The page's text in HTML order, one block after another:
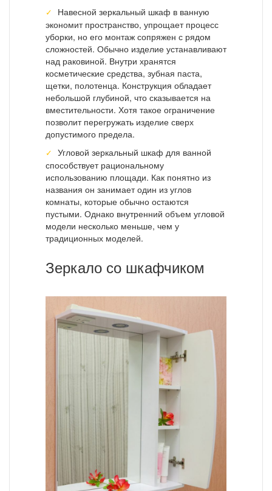
Навесной зеркальный шкаф в ванную
экономит пространство, упрощает процесс
уборки, но его монтаж сопряжен с рядом
сложностей. Обычно изделие устанавливают
над раковиной. Внутри хранятся
косметические средства, зубная паста,
щетки, полотенца. Конструкция обладает
небольшой глубиной, что сказывается на
вместительности. Хотя такое ограничение
позволит перегружать изделие сверх
допустимого предела.
Угловой зеркальный шкаф для ванной
способствует рациональному
использованию площади. Как понятно из
названия он занимает один из углов
комнаты, которые обычно остаются
пустыми. Однако внутренний объем угловой
модели несколько меньше, чем у
традиционных моделей.
Зеркало со шкафчиком